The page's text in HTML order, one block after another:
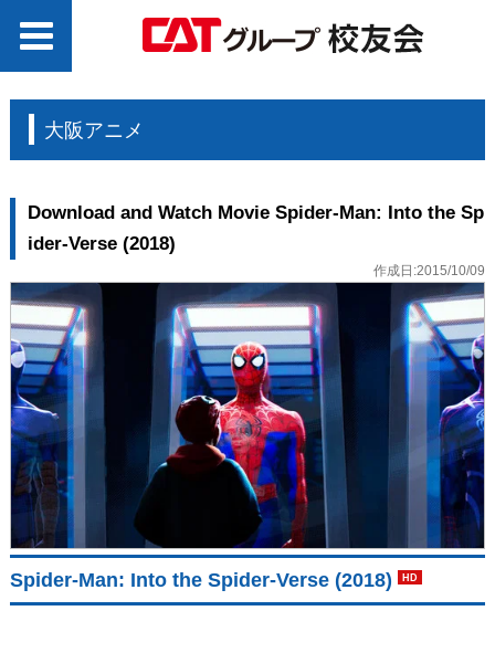
大阪アニメ
Download and Watch Movie Spider-Man: Into the Sp
ider-Verse (2018)
作成日:2015/10/09
Spider-Man: Into the Spider-Verse (2018) HD